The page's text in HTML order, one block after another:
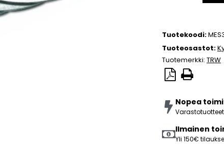
Tuotekoodi:
Tuoteosastot:
Tuotemerkki: TRW
Nopea
Ilmainen
Yli 150€